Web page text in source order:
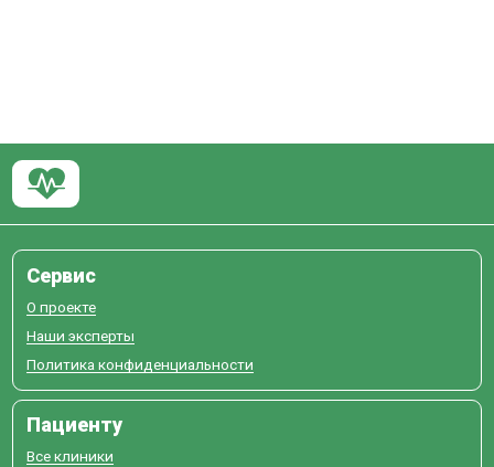
Сервис
О проекте
Наши эксперты
Политика конфиденциальности
Пациенту
Все клиники